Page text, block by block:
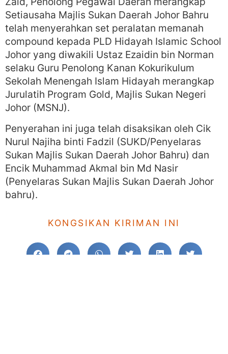
Setiausaha Majlis Sukan Daerah Johor Bahru
telah menyerahkan set peralatan memanah
compound kepada PLD Hidayah Islamic School
Johor yang diwakili Ustaz Ezaidin bin Norman
selaku Guru Penolong Kanan Kokurikulum
Sekolah Menengah Islam Hidayah merangkap
Jurulatih Program Gold, Majlis Sukan Negeri
Johor (MSNJ).
Penyerahan ini juga telah disaksikan oleh Cik
Nurul Najiha binti Fadzil (SUKD/Penyelaras
Sukan Majlis Sukan Daerah Johor Bahru) dan
Encik Muhammad Akmal bin Md Nasir
(Penyelaras Sukan Majlis Sukan Daerah Johor
bahru).
KONGSIKAN KIRIMAN INI